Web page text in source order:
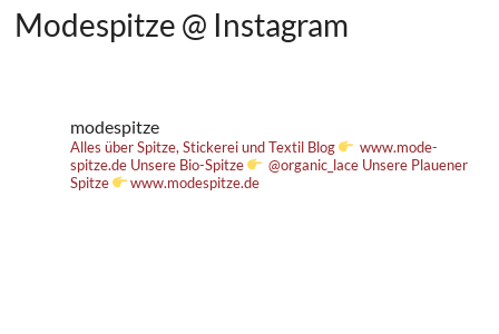
Modespitze @ Instagram
modespitze
Alles über Spitze, Stickerei und Textil Blog
www.mode-
spitze.de Unsere Bio-Spitze @organic_lace Unsere Plauener
Spitze
www.modespitze.de